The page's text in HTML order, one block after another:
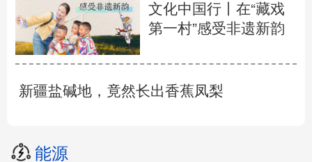
文化中国行丨在“藏戏
第一村”感受非遗新韵
新疆盐碱地，竟然长出香蕉凤梨
能源